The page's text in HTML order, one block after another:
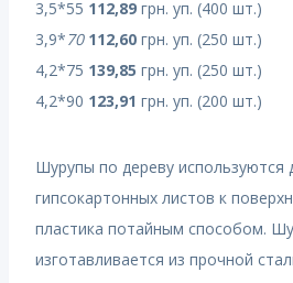
3,5*55 112,89 грн. уп. (400 шт.)
3,9*70112,60 грн. уп. (250 шт.)
4,2*75 139,85 грн. уп. (250 шт.)
4,2*90 123,91 грн. уп. (200 шт.)
Шурупы по дереву используются
гипсокартонных листов к
пластика потайным способом.
изготавливается из прочной